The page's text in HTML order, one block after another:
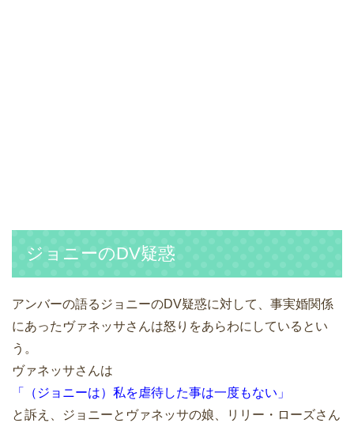
ジョニーのDV疑惑
アンバーの語るジョニーのDV疑惑に対して、事実婚関係
にあったヴァネッサさんは怒りをあらわにしているとい
う。
ヴァネッサさんは
「（ジョニーは）私を虐待した事は一度もない」
と訴え、ジョニーとヴァネッサの娘、リリー・ローズさん